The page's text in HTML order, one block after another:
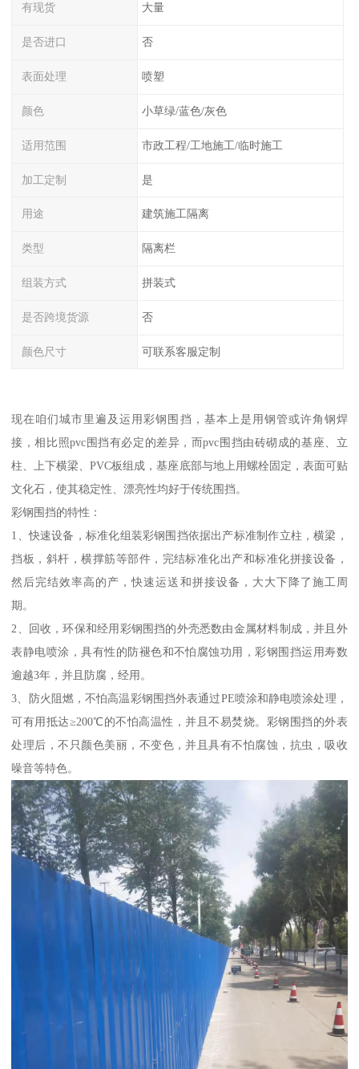
有现货 大量
是否进口 否
表面处理 喷塑
颜色 小草绿/蓝色/灰色
适用范围 市政工程/工地施工/临时施工
加工定制 是
用途 建筑施工隔离
类型 隔离栏
组装方式 拼装式
是否跨境货源 否
颜色尺寸 可联系客服定制
现在咱们城市里遍及运用彩钢围挡，基本上是用钢管或许角钢焊
接，相比照pvc围挡有必定的差异，而pvc围挡由砖砌成的基座、立
柱、上下横梁、PVC板组成，基座底部与地上用螺栓固定，表面可贴
文化石，使其稳定性、漂亮性均好于传统围挡。
彩钢围挡的特性：
1、快速设备，标准化组装彩钢围挡依据出产标准制作立柱，横梁，
挡板，斜杆，横撑筋等部件，完结标准化出产和标准化拼接设备，
然后完结效率高的产，快速运送和拼接设备，大大下降了施工周
期。
2、回收，环保和经用彩钢围挡的外壳悉数由金属材料制成，并且外
表静电喷涂，具有性的防褪色和不怕腐蚀功用，彩钢围挡运用寿数
逾越3年，并且防腐，经用。
3、防火阻燃，不怕高温彩钢围挡外表通过PE喷涂和静电喷涂处理，
可有用抵达≥200℃的不怕高温性，并且不易焚烧。彩钢围挡的外表
处理后，不只颜色美丽，不变色，并且具有不怕腐蚀，抗虫，吸收
噪音等特色。